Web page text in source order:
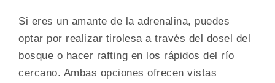
Si eres un amante de la adrenalina, puedes
optar por realizar tirolesa a través del dosel del
bosque o hacer rafting en los rápidos del río
cercano. Ambas opciones ofrecen vistas